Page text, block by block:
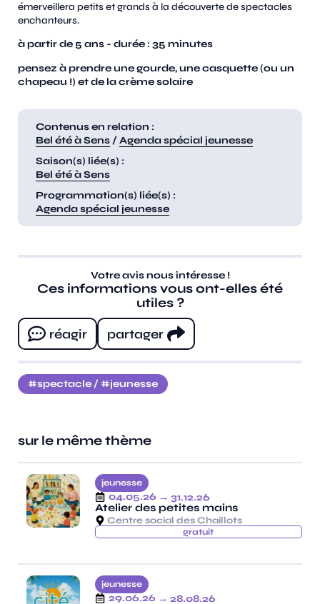
émerveillera petits et grands à la découverte de spectacles
enchanteurs.
à partir de 5 ans - durée : 35 minutes
pensez à prendre une gourde, une casquette (ou un
chapeau !) et de la crème solaire
Contenus en relation :
Bel été à Sens / Agenda spécial jeunesse
Saison(s) liée(s) :
Bel été à Sens
Programmation(s) liée(s) :
Agenda spécial jeunesse
Votre avis nous intéresse !
Ces informations vous ont-elles été
utiles ?
réagir
partager
spectacle / jeunesse
sur le même thème
jeunesse
04.05.26 → 31.12.26
Atelier des petites mains
Centre social des Chaillots
gratuit
jeunesse
29.06.26 → 28.08.26